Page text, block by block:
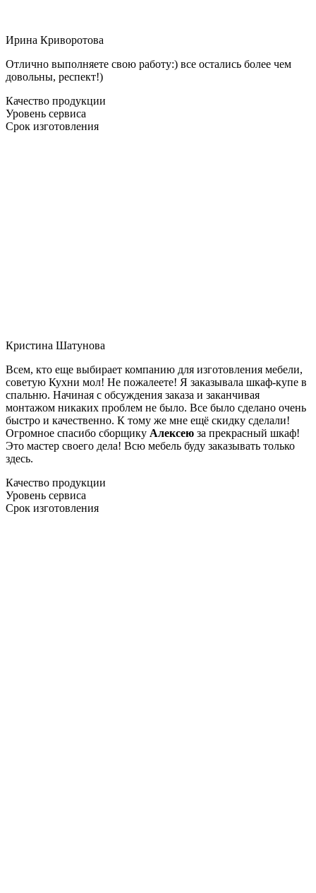
Ирина Криворотова
Отлично выполняете свою работу:) все остались более чем
довольны, респект!)
Качество продукции
Уровень сервиса
Срок изготовления
Кристина Шатунова
Всем, кто еще выбирает компанию для изготовления мебели,
советую Кухни мол! Не пожалеете! Я заказывала шкаф-купе в
спальню. Начиная с обсуждения заказа и заканчивая
монтажом никаких проблем не было. Все было сделано очень
быстро и качественно. К тому же мне ещё скидку сделали!
Огромное спасибо сборщику Алексею за прекрасный шкаф!
Это мастер своего дела! Всю мебель буду заказывать только
здесь.
Качество продукции
Уровень сервиса
Срок изготовления